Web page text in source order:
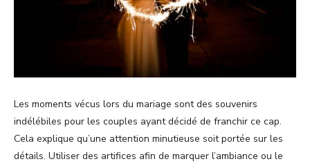
Les moments vécus lors du mariage sont des souvenirs
indélébiles pour les couples ayant décidé de franchir ce cap.
Cela explique qu’une attention minutieuse soit portée sur les
détails. Utiliser des artifices afin de marquer l’ambiance ou le